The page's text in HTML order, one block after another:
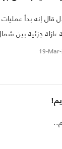
قال إنه بدأ
جزئية بين
19-